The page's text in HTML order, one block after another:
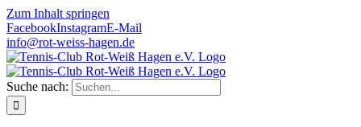
Zum Inhalt springen
FacebookInstagramE-Mail
info@rot-weiss-hagen.de
Suche nach: